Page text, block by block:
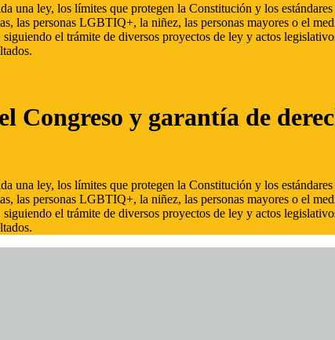
una ley, los límites que protegen la Constitución y los
las personas LGBTIQ+, la niñez, las personas mayores o el
el trámite de diversos proyectos de ley y actos
Congreso y garantía de
una ley, los límites que protegen la Constitución y los
las personas LGBTIQ+, la niñez, las personas mayores o el
el trámite de diversos proyectos de ley y actos